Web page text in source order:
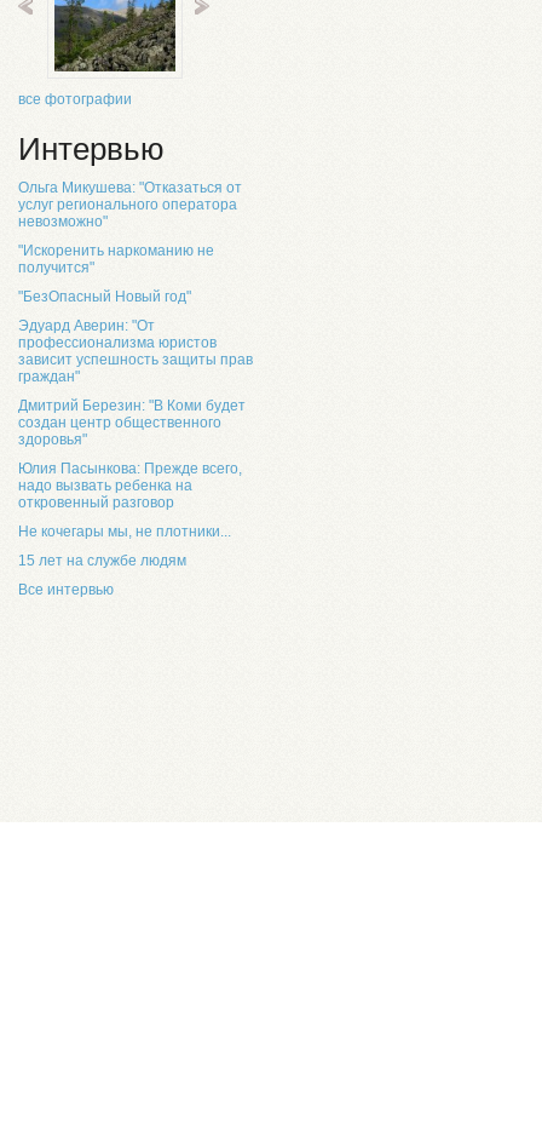
все фотографии
Интервью
Ольга Микушева: "Отказаться от
услуг регионального оператора
невозможно"
"Искоренить наркоманию не
получится"
"БезОпасный Новый год"
Эдуард Аверин: "От
профессионализма юристов
зависит успешность защиты прав
граждан"
Дмитрий Березин: "В Коми будет
создан центр общественного
здоровья"
Юлия Пасынкова: Прежде всего,
надо вызвать ребенка на
откровенный разговор
Не кочегары мы, не плотники...
15 лет на службе людям
Все интервью